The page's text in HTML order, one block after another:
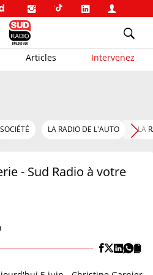
Articles Intervenez
SOCIÉTÉ LA RADIO DE L'AUTO LA
- Sud Radio à votre